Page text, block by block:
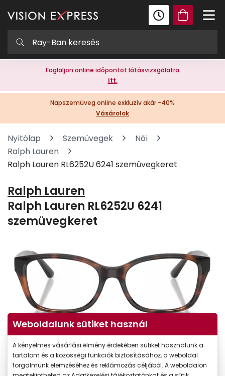
Foglaljon online időpontot látásvizsgálatra
itt.
Napszemüveg online exkluzív akár -40%
Vásárolok
Nyitólap Szemüvegek
Női
Ralph Lauren
Ralph Lauren RL6252U 6241 szemüvegkeret
Ralph Lauren
Ralph Lauren RL6252U 6241
szemüvegkeret
Weboldalunk sütiket használ
A kényelmes vásárlási élmény érdekében sütiket használunk a
tartalom és a közösségi funkciók biztosításához, a weboldal
forgalmunk elemzéséhez és reklámozás céljából. A weboldalon